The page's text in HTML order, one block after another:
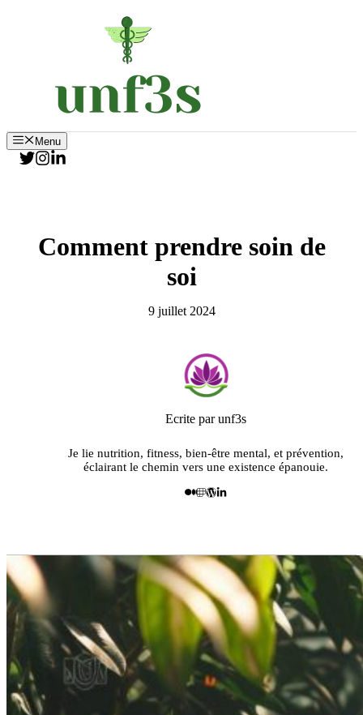
Menu
Comment prendre soin de
soi
9 juillet 2024
Ecrite par unf3s
Je lie nutrition, fitness, bien-être mental, et prévention,
éclairant le chemin vers une existence épanouie.